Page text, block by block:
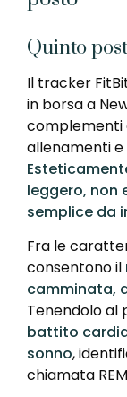
Quinto
Il tracker
in borsa a
complementi
allenamenti
leggero, non
semplice da
Fra le
consentono il
camminata,
Tenendolo al
battito
sonno,
chiamata